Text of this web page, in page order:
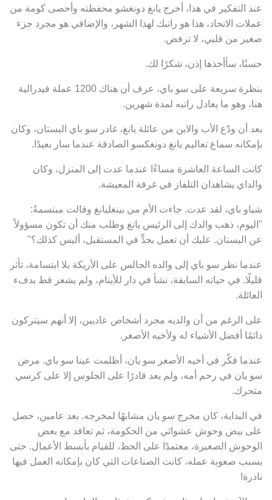
عند التفكير في هذا، أخرج يانغ دونغشو محفظته وأحصى كومة من
عملات الاتحاد، هذا هو راتبك لهذا الشهر، والإضافي هو مجرد جزء
صغير من قلبي، لا ترفض.
حسنًا، سأأخذها إذن، شكرًا لك.
بنظرة سريعة على سو باي، عرف أن هناك 1200 عملة فيدرالية
هنا، وهو ما يعادل راتبه لمدة شهرين.
بعد أن ودّع الأب والابن من عائلة يانغ، غادر سو باي البستان، وكان
بإمكانه سماع تعاليم يانغ دونغكسو الصادقة عندما سار بعيدًا.
كانت الساعة العاشرة مساءًا عندما عدت إلى المنزل، وكان
والداي يشاهدان التلفاز في غرفة المعيشة.
شياو باي، لقد عدت. جاءت الأم مي بينغليانغ وقالت مبتسمةً:
"اليوم، ذهب والدك إلى الرئيس يانغ وطلب منك أن تكون مسؤولاً
عن البستان. عليك أن تعمل بجدٍّ في المستقبل، أليس كذلك؟"
عندما نظر سو باي إلى والده الجالس على الأريكة بلا ابتسامة، تأثر
قليلًا. في حياته السابقة، نشأ في دار للأيتام، ولم يشعر قط بدفء
العائلة.
على الرغم من أن والديه مجرد أشخاص عاديين، إلا أنهم سيتركون
دائمًا أفضل الأشياء له ولأخيه الأصغر.
عندما فكّر في أخيه الأصغر سو يان، أظلمت عينا سو باي. مرض
سو يان في رحم أمه، ولم يعد قادرًا على الجلوس إلا على كرسي
متحرك.
في البداية، كان مخرج سو يان مشابهًا لمخرجه. بعد عامين، حصل
على بيض وحوش عشوائي من الحكومة، ثم تعاقد مع بعض
الوحوش الصغيرة، معتمدًا على الحظ، للقيام بأبسط الأعمال. حتى
بسبب صعوبة عمله، كانت الصناعات التي كان بإمكانه العمل فيها
نادرة!